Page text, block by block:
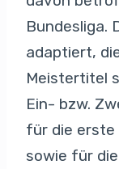
Bundesliga.
adaptiert,
Meistertitel
Ein- bzw.
für die erste
sowie für